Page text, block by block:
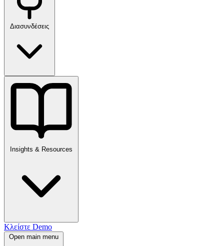
Διασυνδέσεις
Insights & Resources
Κλείστε Demo
Open main menu